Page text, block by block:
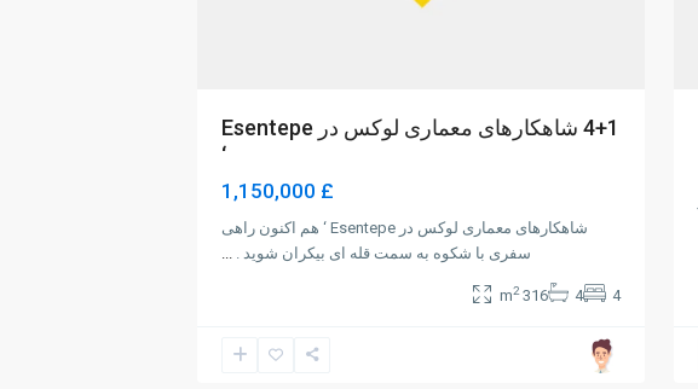
4+1 شاهکارهای معماری لوکس در Esentepe
‘
£ 1,150,000
شاهکارهای معماری لوکس در Esentepe ‘ هم اکنون راهی
سفری با شکوه به سمت قله ای بیکران شوید . ...
4
4
316 m
2